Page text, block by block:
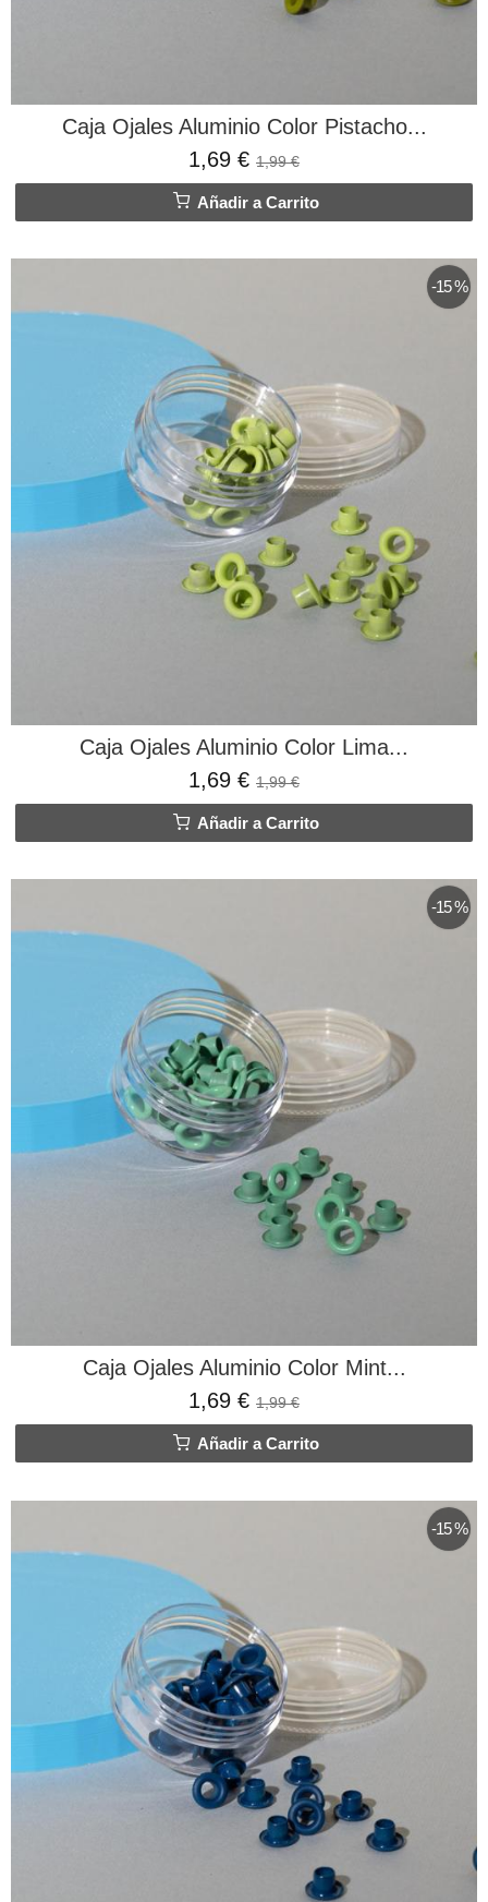
Caja Ojales Aluminio Color Pistacho...
1,69 € 1,99 €
Añadir a Carrito
-15 %
Caja Ojales Aluminio Color Lima...
1,69 € 1,99 €
Añadir a Carrito
-15 %
Caja Ojales Aluminio Color Mint...
1,69 € 1,99 €
Añadir a Carrito
-15 %